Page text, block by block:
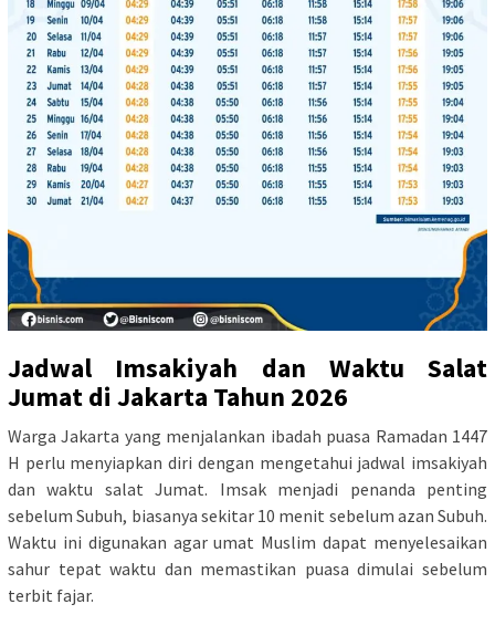
Jadwal Imsakiyah dan Waktu Salat
Jumat di Jakarta Tahun 2026
Warga Jakarta yang menjalankan ibadah puasa Ramadan 1447
H perlu menyiapkan diri dengan mengetahui jadwal imsakiyah
dan waktu salat Jumat. Imsak menjadi penanda penting
sebelum Subuh, biasanya sekitar 10 menit sebelum azan Subuh.
Waktu ini digunakan agar umat Muslim dapat menyelesaikan
sahur tepat waktu dan memastikan puasa dimulai sebelum
terbit fajar.